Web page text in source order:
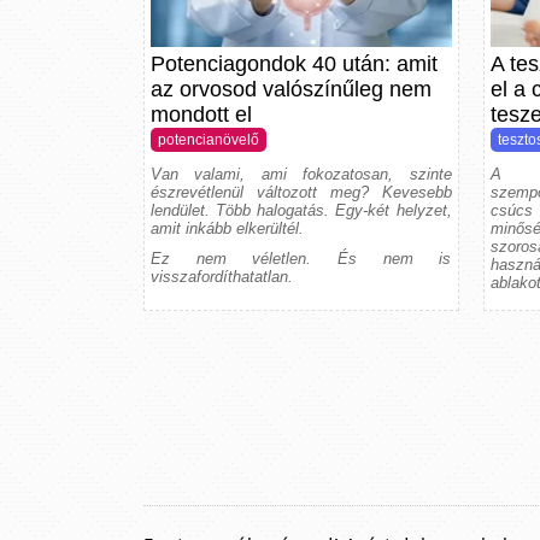
Potenciagondok 40 után: amit
az orvosod valószínűleg nem
mondott el
potencianövelő
Van valami, ami fokozatosan, szinte
észrevétlenül változott meg? Kevesebb
lendület. Több halogatás. Egy-két helyzet,
amit inkább elkerültél.
Ez nem véletlen. És nem is
visszafordíthatatlan.
A
el a
A